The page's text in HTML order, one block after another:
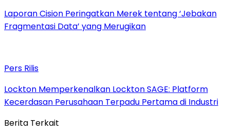
Laporan Cision Peringatkan Merek tentang ‘Jebakan
Fragmentasi Data’ yang Merugikan
Pers Rilis
Lockton Memperkenalkan Lockton SAGE: Platform
Kecerdasan Perusahaan Terpadu Pertama di Industri
Berita Terkait